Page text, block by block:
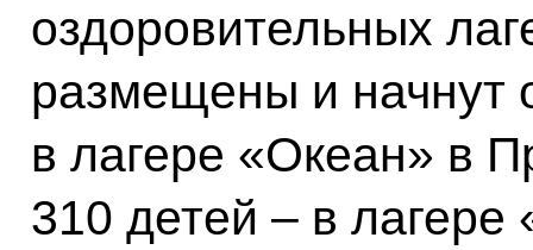
оздоровительных
размещены и начнут
в лагере «Океан» в
310 детей – в